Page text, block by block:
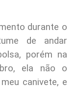
durante o
de andar
porém na
ela não o
canivete, e